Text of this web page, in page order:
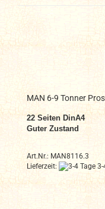
MAN 6-9 Tonner
22 Seiten DinA4
Guter Zustand
Art.Nr.: MAN8116.3
Lieferzeit:
3-